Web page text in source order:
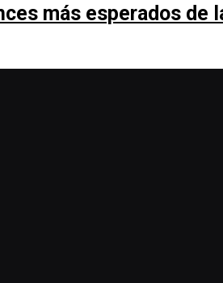
más esperados de